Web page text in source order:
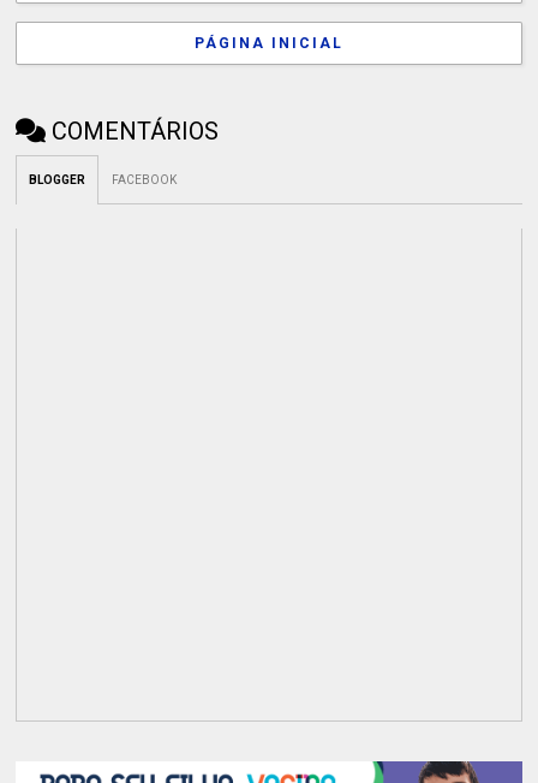
PÁGINA INICIAL
COMENTÁRIOS
BLOGGER FACEBOOK